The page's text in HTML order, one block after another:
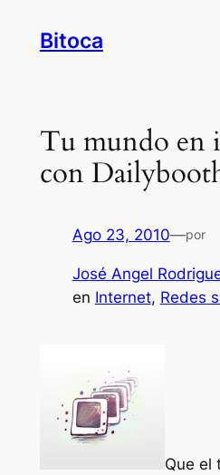
Bitoca
Tu mundo en
con
Ago 23, 2010—por
José Angel
en Internet, Redes
Que el